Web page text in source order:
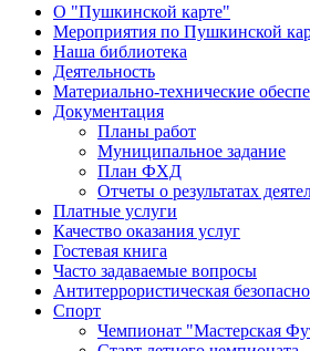
О "Пушкинской карте"
Мероприятия по Пушкинской
Наша библиотека
Деятельность
Материально-технические
Документация
Планы работ
Муниципальное задание
План ФХД
Отчеты о результатах
Платные услуги
Качество оказания услуг
Гостевая книга
Часто задаваемые вопросы
Антитеррористическая
Спорт
Чемпионат "Мастерская